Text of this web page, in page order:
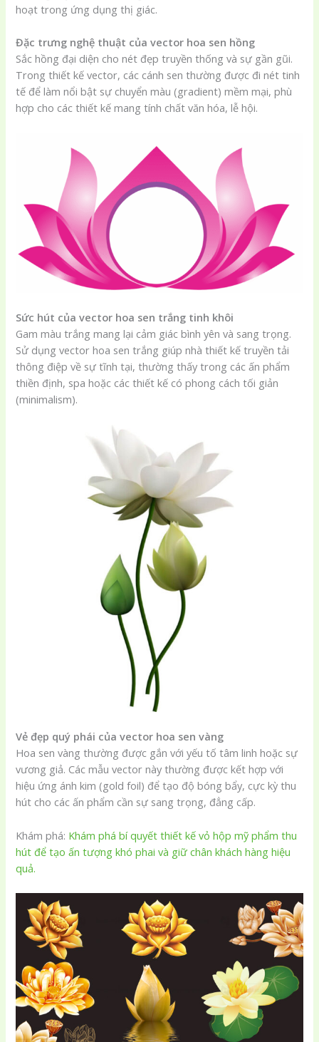
hoạt trong ứng dụng thị giác.
Đặc trưng nghệ thuật của vector hoa sen hồng
Sắc hồng đại diện cho nét đẹp truyền thống và sự gần gũi.
Trong thiết kế vector, các cánh sen thường được đi nét tinh
tế để làm nổi bật sự chuyển màu (gradient) mềm mại, phù
hợp cho các thiết kế mang tính chất văn hóa, lễ hội.
Sức hút của vector hoa sen trắng tinh khôi
Gam màu trắng mang lại cảm giác bình yên và sang trọng.
Sử dụng vector hoa sen trắng giúp nhà thiết kế truyền tải
thông điệp về sự tĩnh tại, thường thấy trong các ấn phẩm
thiền định, spa hoặc các thiết kế có phong cách tối giản
(minimalism).
Vẻ đẹp quý phái của vector hoa sen vàng
Hoa sen vàng thường được gắn với yếu tố tâm linh hoặc sự
vương giả. Các mẫu vector này thường được kết hợp với
hiệu ứng ánh kim (gold foil) để tạo độ bóng bẩy, cực kỳ thu
hút cho các ấn phẩm cần sự sang trọng, đẳng cấp.
Khám phá: Khám phá bí quyết thiết kế vỏ hộp mỹ phẩm thu
hút để tạo ấn tượng khó phai và giữ chân khách hàng hiệu
quả.